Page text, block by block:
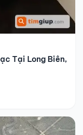
Tại Long Biên,